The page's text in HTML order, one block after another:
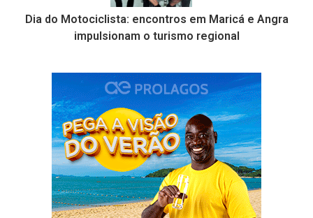
Dia do Motociclista: encontros em Maricá e Angra
impulsionam o turismo regional